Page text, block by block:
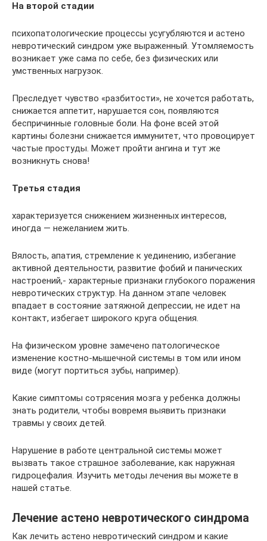
На второй стадии
психопатологические процессы усугубляются и астено
невротический синдром уже выраженный. Утомляемость
возникает уже сама по себе, без физических или
умственных нагрузок.
Преследует чувство «разбитости», не хочется работать,
снижается аппетит, нарушается сон, появляются
беспричинные головные боли. На фоне всей этой
картины болезни снижается иммунитет, что провоцирует
частые простуды. Может пройти ангина и тут же
возникнуть снова!
Третья стадия
характеризуется снижением жизненных интересов,
иногда — нежеланием жить.
Вялость, апатия, стремление к уединению, избегание
активной деятельности, развитие фобий и панических
настроений,- характерные признаки глубокого поражения
невротических структур. На данном этапе человек
впадает в состояние затяжной депрессии, не идет на
контакт, избегает широкого круга общения.
На физическом уровне замечено патологическое
изменение костно-мышечной системы в том или ином
виде (могут портиться зубы, например).
Какие симптомы сотрясения мозга у ребенка должны
знать родители, чтобы вовремя выявить признаки
травмы у своих детей.
Нарушение в работе центральной системы может
вызвать такое страшное заболевание, как наружная
гидроцефалия. Изучить методы лечения вы можете в
нашей статье.
Лечение астено невротического синдрома
Как лечить астено невротический синдром и какие